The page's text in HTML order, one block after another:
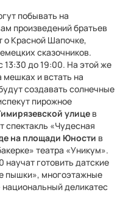
побывать на
произведений братьев
о Красной Шапочке,
сказочников.
до 19:00. На этой же
и встать на
создавать солнечные
пирожное
улице в
спектакль «Чудесная
на площади Юности в
театра «Уникум».
научат готовить датские
пышки», многоэтажные
деликатес